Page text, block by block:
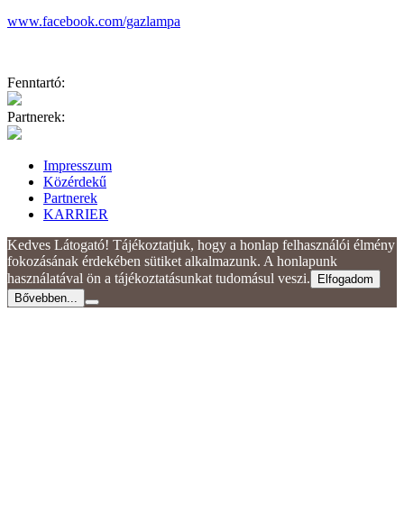
www.facebook.com/gazlampa
Fenntartó:
Partnerek:
Impresszum
Közérdekű
Partnerek
KARRIER
Kedves Látogató! Tájékoztatjuk, hogy a honlap felhasználói élmény
fokozásának érdekében sütiket alkalmazunk. A honlapunk
használatával ön a tájékoztatásunkat tudomásul veszi.
Elfogadom
Bővebben...